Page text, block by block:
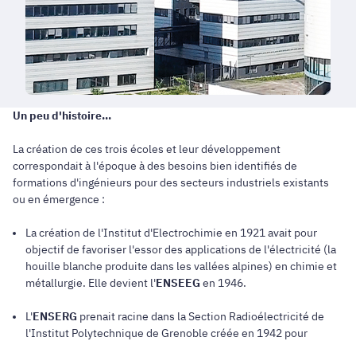
Un peu d'histoire...
La création de ces trois écoles et leur développement
correspondait à l'époque à des besoins bien identifiés de
formations d'ingénieurs pour des secteurs industriels existants
ou en émergence :
La création de l'Institut d'Electrochimie en 1921 avait pour
objectif de favoriser l'essor des applications de l'électricité (la
houille blanche produite dans les vallées alpines) en chimie et
métallurgie. Elle devient l'ENSEEG en 1946.
L'ENSERG prenait racine dans la Section Radioélectricité de
l'Institut Polytechnique de Grenoble créée en 1942 pour